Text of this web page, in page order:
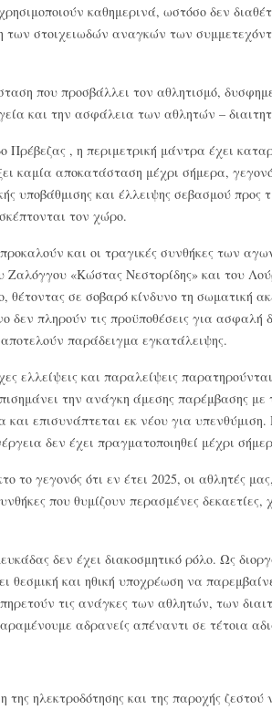
καθημερινά, ωστόσο δεν
των στοιχειωδών αναγκών των
που προσβάλλει τον αθλητισμό,
και την ασφάλεια των αθλητών –
Πρέβεζας , η περιμετρική μάντρα έχει
καμία αποκατάσταση μέχρι σήμερα,
υποβάθμισης και έλλειψης σεβασμού προς
τον χώρο.
και οι τραγικές συνθήκες των
«Κώστας Νεστορίδης» και του
θέτοντας σε σοβαρό κίνδυνο τη σωματική
δεν πληρούν τις προϋποθέσεις για
παράδειγμα εγκατάλειψης.
ελλείψεις και παραλείψεις
την ανάγκη άμεσης παρέμβασης με
και επισυνάπτεται εκ νέου για υπενθύμιση.
δεν έχει πραγματοποιηθεί μέχρι
το γεγονός ότι εν έτει 2025, οι αθλητές
που θυμίζουν περασμένες δεκαετίες,
δεν έχει διακοσμητικό ρόλο. Ως
θεσμική και ηθική υποχρέωση να
τις ανάγκες των αθλητών, των
αδρανείς απέναντι σε τέτοια
της ηλεκτροδότησης και της παροχής